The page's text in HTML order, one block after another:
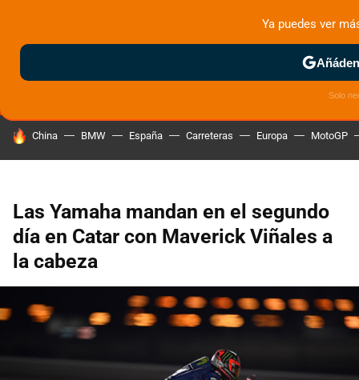
MENÚ NUEVO
MOTOS ELÉCTRICAS
HOY SE HABLA DE
China BMW España Carreteras Europa MotoGP
Las Yamaha mandan en el segundo
día en Catar con Maverick Viñales a
la cabeza
Ya puedes ver
Solo